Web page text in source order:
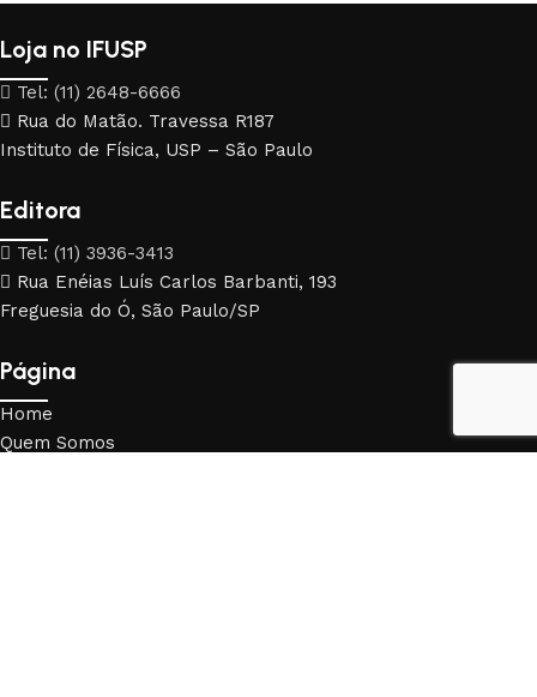
Loja no IFUSP
Tel: (11) 2648-6666
Rua do Matão. Travessa R187
Instituto de Física, USP – São Paulo
Editora
Tel: (11) 3936-3413
Rua Enéias Luís Carlos Barbanti, 193
Freguesia do Ó, São Paulo/SP
Página
Home
Quem Somos